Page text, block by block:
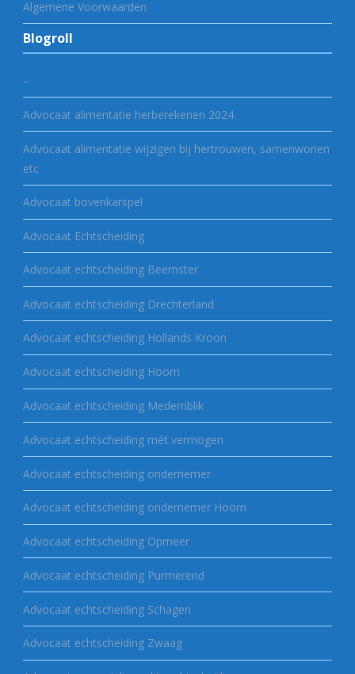
Algemene Voorwaarden
Blogroll
–
Advocaat alimentatie herberekenen 2024
Advocaat alimentatie wijzigen bij hertrouwen, samenwonen
etc
Advocaat bovenkarspel
Advocaat Echtscheiding
Advocaat echtscheiding Beemster
Advocaat echtscheiding Drechterland
Advocaat echtscheiding Hollands Kroon
Advocaat echtscheiding Hoorn
Advocaat echtscheiding Medemblik
Advocaat echtscheiding mét vermogen
Advocaat echtscheiding ondernemer
Advocaat echtscheiding ondernemer Hoorn
Advocaat echtscheiding Opmeer
Advocaat echtscheiding Purmerend
Advocaat echtscheiding Schagen
Advocaat echtscheiding Zwaag